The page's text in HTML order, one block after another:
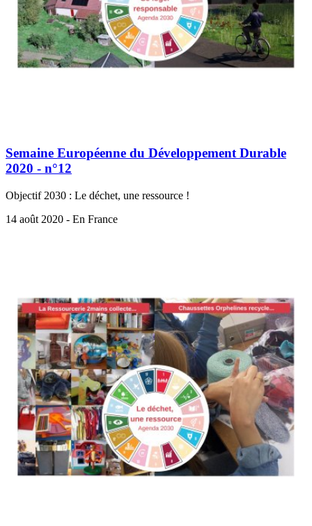
Semaine Européenne du Développement Durable
2020 - n°12
Objectif 2030 : Le déchet, une ressource !
14 août 2020 - En France